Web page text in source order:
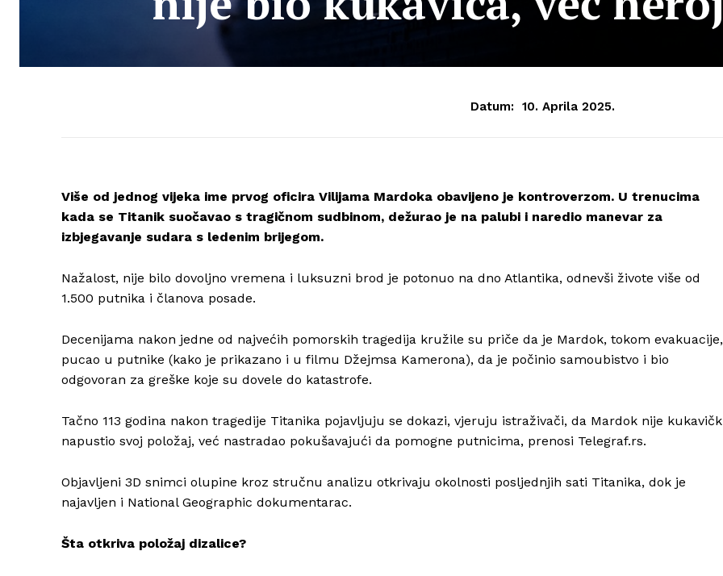
Datum: 10. Aprila 2025.
Više od jednog vijeka ime prvog oficira Vilijama Mardoka obavijeno je kontroverzom. U trenucima
kada se Titanik suočavao s tragičnom sudbinom, dežurao je na palubi i naredio manevar za
izbjegavanje sudara s ledenim brijegom.
Nažalost, nije bilo dovoljno vremena i luksuzni brod je potonuo na dno Atlantika, odnevši živote više od
1.500 putnika i članova posade.
Decenijama nakon jedne od najvećih pomorskih tragedija kružile su priče da je Mardok, tokom evakuacije,
pucao u putnike (kako je prikazano i u filmu Džejmsa Kamerona), da je počinio samoubistvo i bio
odgovoran za greške koje su dovele do katastrofe.
Tačno 113 godina nakon tragedije Titanika pojavljuju se dokazi, vjeruju istraživači, da Mardok nije
napustio svoj položaj, već nastradao pokušavajući da pomogne putnicima, prenosi Telegraf.rs.
Objavljeni 3D snimci olupine kroz stručnu analizu otkrivaju okolnosti posljednjih sati Titanika, dok je
najavljen i National Geographic dokumentarac.
Šta otkriva položaj dizalice?